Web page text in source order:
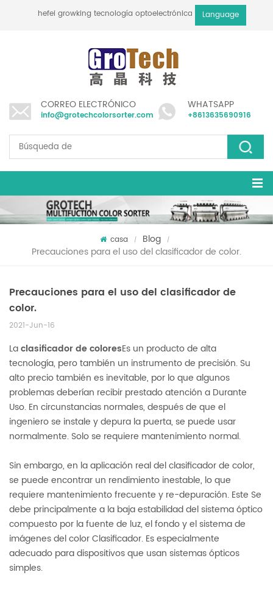
hefei growking tecnología optoelectrónica co., ltd
Language
CORREO ELECTRÓNICO
info@grotechcolorsorter.com
WHATSAPP
+8613635690916
casa / Blog /
Precauciones para el uso del clasificador de color.
Precauciones para el uso del clasificador de
color.
2021-Jun-16
Laclasificador de coloresEs un producto de alta
tecnología, pero también un instrumento de precisión. Su
alto precio también es inevitable, por lo que algunos
problemas deberían recibir prestado atención a Durante
Uso. En circunstancias normales, después de que el
ingeniero se instale y depura la puerta, se puede usar
normalmente. Solo se requiere mantenimiento normal.
Sin embargo, en la aplicación real del clasificador de color,
se puede encontrar un rendimiento inestable, lo que
requiere mantenimiento frecuente y re-depuración. Este Se
debe principalmente a la baja estabilidad del sistema óptico
compuesto por la fuente de luz, el fondo y el sistema de
imágenes del color Clasificador. Es especialmente
adecuado para dispositivos que usan sistemas ópticos
simples.